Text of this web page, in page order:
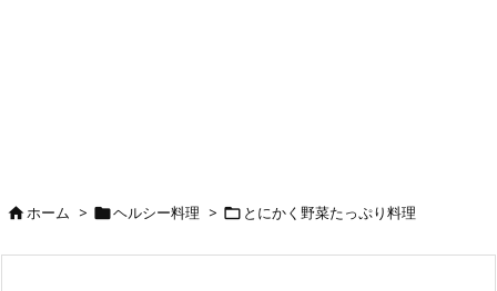
ホーム > ヘルシー料理 >  とにかく野菜たっぷり料理